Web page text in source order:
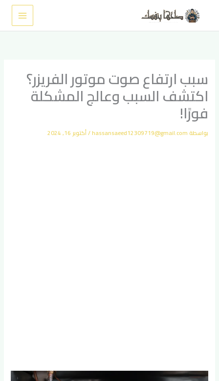
المحتوى
سبب ارتفاع صوت موتور الفريزر؟
اكتشف السبب وعالج المشكلة
فورًا!
بواسطة hassansaeed12309719@gmail.com
/أكتوبر 16, 2024